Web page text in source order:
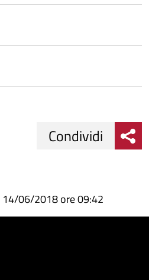
su
Facebook
Condividi
su
Condividi
Condividi
14/06/2018 ore 09:42